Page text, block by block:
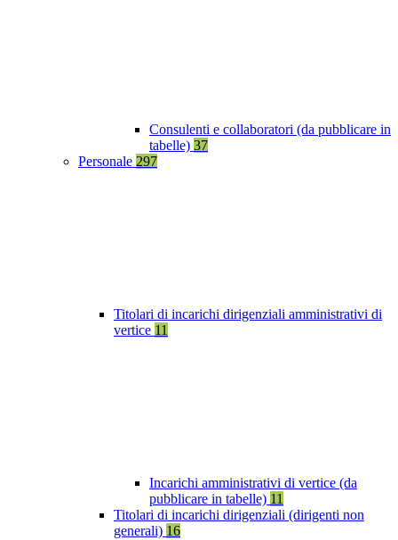
Consulenti e collaboratori (da pubblicare in
tabelle) 37
Personale 297
Titolari di incarichi dirigenziali amministrativi di
vertice 11
Incarichi amministrativi di vertice (da
pubblicare in tabelle) 11
Titolari di incarichi dirigenziali (dirigenti non
generali) 16